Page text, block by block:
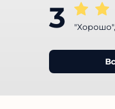
3